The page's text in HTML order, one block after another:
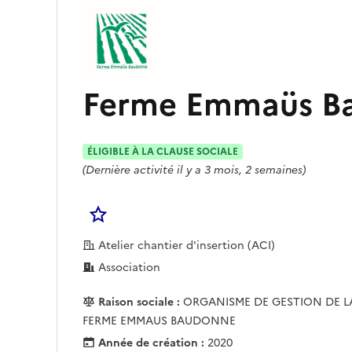
Ferme Emmaüs
ÉLIGIBLE À LA CLAUSE SOCIALE
(Dernière activité il y a 3 mois, 2 semaines)
Atelier chantier d'insertion (ACI)
Association
Raison sociale : ORGANISME DE GESTION DE
FERME EMMAUS BAUDONNE
Année de création : 2020